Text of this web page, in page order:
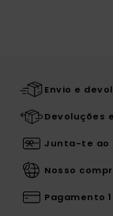
Envio e
Devoluções
Junta-te ao
Nosso
Pagamento